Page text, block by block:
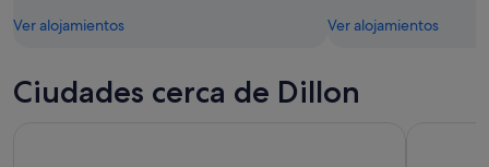
ago
Ver alojamientos Ver alojamientos
Ciudades cerca de Dillon